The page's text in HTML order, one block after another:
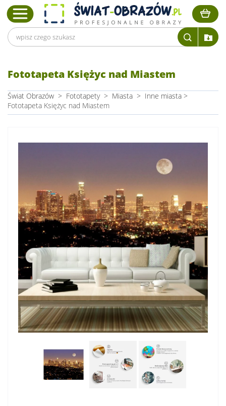
Fototapeta Księżyc nad Miastem
Świat Obrazów > Fototapety > Miasta > Inne miasta >
Fototapeta Księżyc nad Miastem